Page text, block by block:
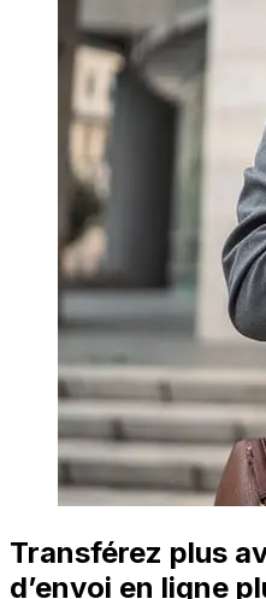
Transférez plus
d’envoi en ligne